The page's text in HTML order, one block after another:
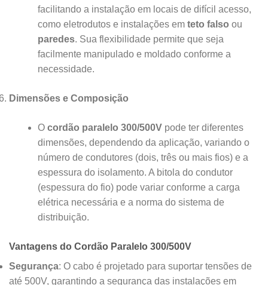
facilitando a instalação em locais de difícil acesso,
como eletrodutos e instalações em teto falso ou
paredes. Sua flexibilidade permite que seja
facilmente manipulado e moldado conforme a
necessidade.
Dimensões e Composição
O cordão paralelo 300/500V pode ter diferentes
dimensões, dependendo da aplicação, variando o
número de condutores (dois, três ou mais fios) e a
espessura do isolamento. A bitola do condutor
(espessura do fio) pode variar conforme a carga
elétrica necessária e a norma do sistema de
distribuição.
Vantagens do Cordão Paralelo 300/500V
Segurança: O cabo é projetado para suportar tensões de
até 500V, garantindo a segurança das instalações em